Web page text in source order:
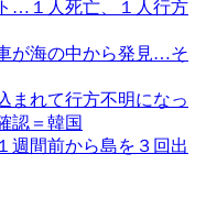
…１人死亡、１人行方
が海の中から発見…そ
まれて行方不明になっ
認＝韓国
週間前から島を３回出